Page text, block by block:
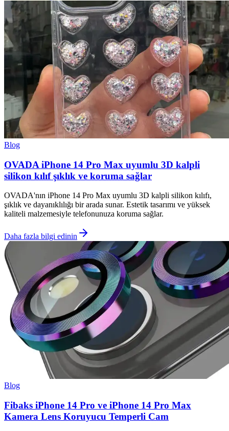
Blog
OVADA iPhone 14 Pro Max uyumlu 3D kalpli
silikon kılıf şıklık ve koruma sağlar
OVADA'nın iPhone 14 Pro Max uyumlu 3D kalpli silikon kılıfı,
şıklık ve dayanıklılığı bir arada sunar. Estetik tasarımı ve yüksek
kaliteli malzemesiyle telefonunuza koruma sağlar.
Daha fazla bilgi edinin
Blog
Fibaks iPhone 14 Pro ve iPhone 14 Pro Max
Kamera Lens Koruyucu Temperli Cam